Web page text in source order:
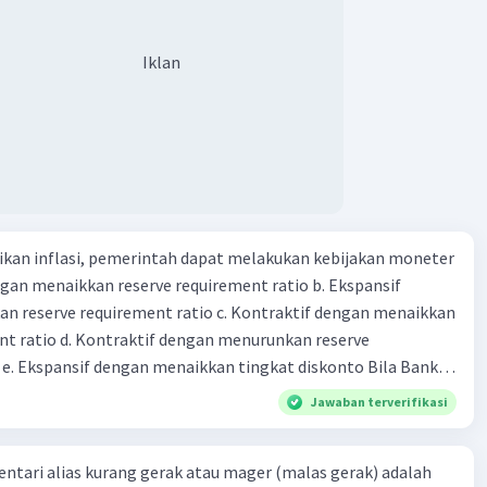
Iklan
inflasi, pemerintah dapat melakukan kebijakan moneter
menaikkan reserve requirement ratio b. Ekspansif
reserve requirement ratio c. Kontraktif dengan menaikkan
ratio d. Kontraktif dengan menurunkan reserve
dengan menaikkan tingkat diskonto Bila Bank
kebijakan moneter ekspansif, ceteris paribus maka .... a.
di mana bentuk kurva jumlah uang beredar (penawaran
(penawaran uang) naik dari kiri bawah ke kanan atas
Jawaban terverifikasi
alias kurang gerak atau mager (malas gerak) adalah